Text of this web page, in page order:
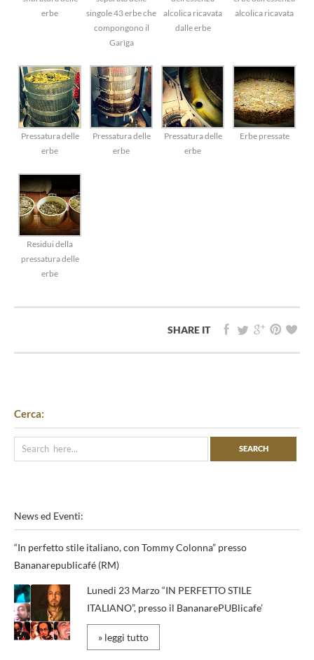
erbe
singole 43 erbe che
compongono il
Garìga
alcolica ricavata
dalle erbe
alcolica ricavata
Pressatura delle
erbe
Pressatura delle
erbe
Pressatura delle
erbe
Erbe pressate
Residui della
pressatura delle
erbe
SHARE IT
Cerca:
News ed Eventi:
“In perfetto stile italiano, con Tommy Colonna” presso
Bananarepublicafé (RM)
Lunedi 23 Marzo “IN PERFETTO STILE
ITALIANO”, presso il BananarePUBlicafe’
» leggi tutto